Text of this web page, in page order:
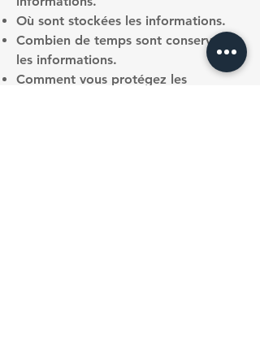
Où sont stockées les informations.
Combien de temps sont conservées
les informations.
Comment vous protégez les